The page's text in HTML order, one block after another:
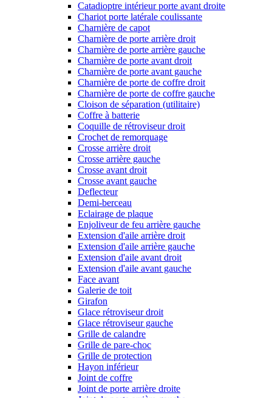
Catadioptre intérieur porte avant droite
Chariot porte latérale coulissante
Charnière de capot
Charnière de porte arrière droit
Charnière de porte arrière gauche
Charnière de porte avant droit
Charnière de porte avant gauche
Charnière de porte de coffre droit
Charnière de porte de coffre gauche
Cloison de séparation (utilitaire)
Coffre à batterie
Coquille de rétroviseur droit
Crochet de remorquage
Crosse arrière droit
Crosse arrière gauche
Crosse avant droit
Crosse avant gauche
Deflecteur
Demi-berceau
Eclairage de plaque
Enjoliveur de feu arrière gauche
Extension d'aile arrière droit
Extension d'aile arrière gauche
Extension d'aile avant droit
Extension d'aile avant gauche
Face avant
Galerie de toit
Girafon
Glace rétroviseur droit
Glace rétroviseur gauche
Grille de calandre
Grille de pare-choc
Grille de protection
Hayon inférieur
Joint de coffre
Joint de porte arrière droite